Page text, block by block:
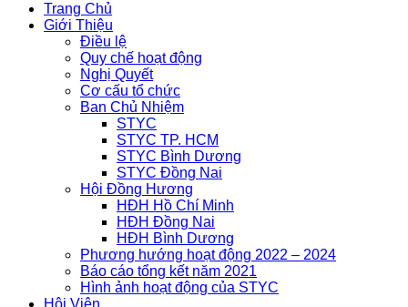
Trang Chủ
Giới Thiệu
Điều lệ
Quy chế hoạt động
Nghị Quyết
Cơ cấu tổ chức
Ban Chủ Nhiệm
STYC
STYC TP. HCM
STYC Bình Dương
STYC Đồng Nai
Hội Đồng Hương
HĐH Hồ Chí Minh
HĐH Đồng Nai
HĐH Bình Dương
Phương hướng hoạt động 2022 – 2024
Báo cáo tổng kết năm 2021
Hình ảnh hoạt động của STYC
Hội Viên